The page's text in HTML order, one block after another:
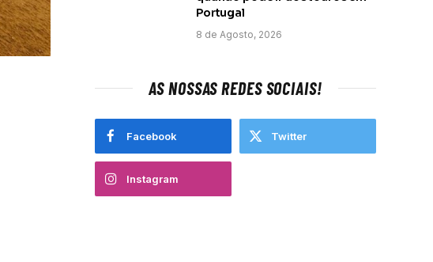
Portugal
8 de Agosto, 2026
AS NOSSAS REDES SOCIAIS!
Facebook Twitter
Instagram